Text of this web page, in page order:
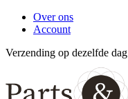
Over ons
Account
Verzending op dezelfde dag